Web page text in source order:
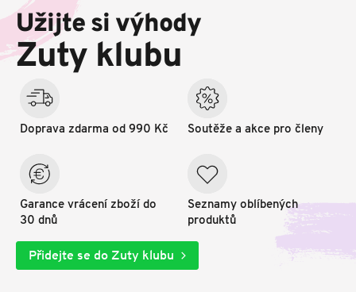
a
í
Užijte si výhody
Zuty klubu
Doprava zdarma od 990 Kč
Garance vrácení zboží do
30 dnů
Soutěže a akce pro členy
Seznamy oblíbených
produktů
Přidejte se do Zuty klubu